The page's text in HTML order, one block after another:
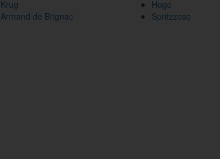
Krug
Armand de Brignac
Hugo
Spritzzoso